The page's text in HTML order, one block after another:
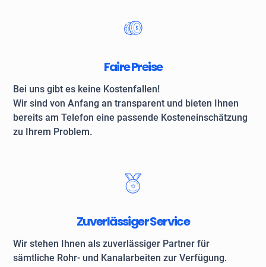
Faire Preise
Bei uns gibt es keine Kostenfallen!
Wir sind von Anfang an transparent und bieten Ihnen
bereits am Telefon eine passende Kosteneinschätzung
zu Ihrem Problem.
Zuverlässiger Service
Wir stehen Ihnen als zuverlässiger Partner für
sämtliche Rohr- und Kanalarbeiten zur Verfügung.